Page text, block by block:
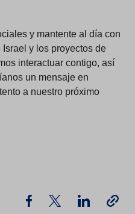
y mantente al día con
y los proyectos de
interactuar contigo, así
un mensaje en
a nuestro próximo